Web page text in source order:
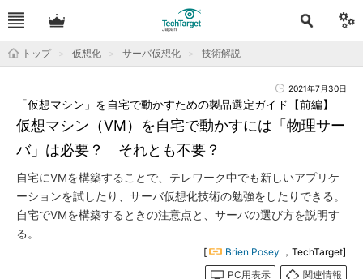
トップ 仮想化 サーバ仮想化 技術解説
2021年7月30日
仮想マシン（VM）を自宅で動かすには「物理サー
バ」は必要？ それとも不要？
「仮想マシン」を自宅で動かすための製品選定ガイド【前編】
自宅にVMを構築することで、テレワーク中でも新しいアプリケ
ーションを試したり、サーバ仮想化技術の勉強をしたりできる。
自宅でVMを構築するときの注意点と、サーバの選び方を説明す
る。
[ Brien Posey ，TechTarget]
PC用表示
関連情報